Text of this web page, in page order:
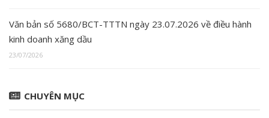
Văn bản số 5680/BCT-TTTN ngày 23.07.2026 về điều hành
kinh doanh xăng dầu
23/07/2026
CHUYÊN MỤC